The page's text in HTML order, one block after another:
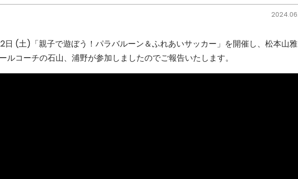
日 (土)「親子で遊ぼう！パラバルーン＆ふれあいサッカー」を開催し、松本山
ルコーチの石山、浦野が参加しましたのでご報告いたします。